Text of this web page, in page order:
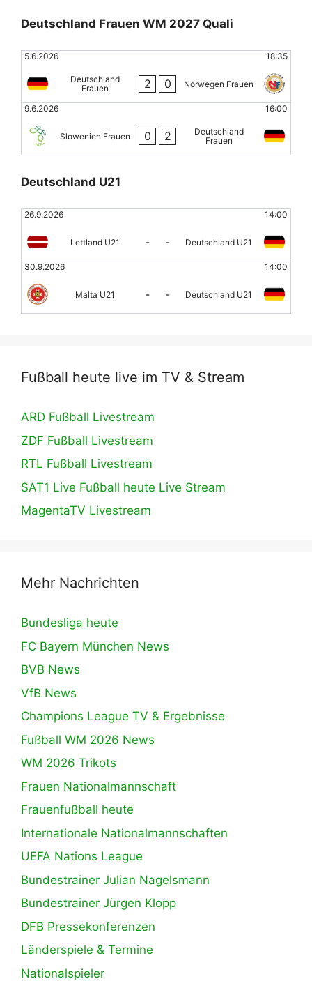
Deutschland Frauen WM 2027 Quali
5.6.2026 18:35
Deutschland
Frauen
2 0 Norwegen Frauen
9.6.2026 16:00
Slowenien Frauen 0 2
Deutschland
Frauen
Deutschland U21
26.9.2026 14:00
Lettland U21 - - Deutschland U21
30.9.2026 14:00
Malta U21 - - Deutschland U21
Fußball heute live im TV & Stream
ARD Fußball Livestream
ZDF Fußball Livestream
RTL Fußball Livestream
SAT1 Live Fußball heute Live Stream
MagentaTV Livestream
Mehr Nachrichten
Bundesliga heute
FC Bayern München News
BVB News
VfB News
Champions League TV & Ergebnisse
Fußball WM 2026 News
WM 2026 Trikots
Frauen Nationalmannschaft
Frauenfußball heute
Internationale Nationalmannschaften
UEFA Nations League
Bundestrainer Julian Nagelsmann
Bundestrainer Jürgen Klopp
DFB Pressekonferenzen
Länderspiele & Termine
Nationalspieler